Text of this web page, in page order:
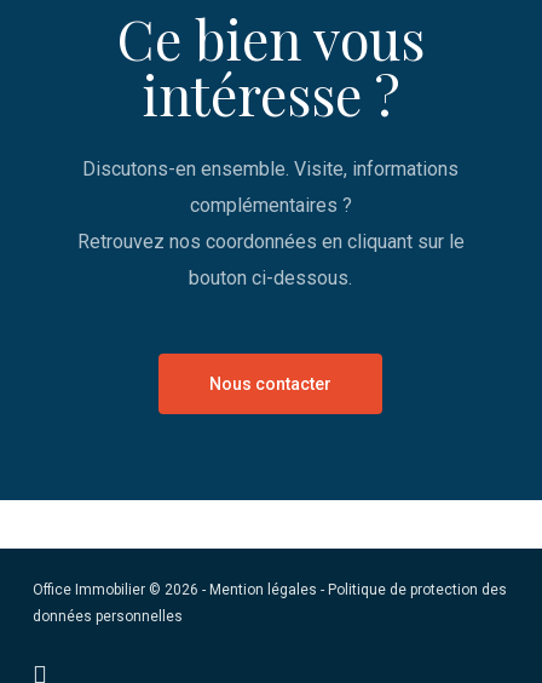
Ce bien vous
intéresse ?
Discutons-en ensemble. Visite, informations
complémentaires ?
Retrouvez nos coordonnées en cliquant sur le
bouton ci-dessous.
Nous contacter
Office Immobilier © 2026 - Mention légales - Politique de protection des
données personnelles
facebook